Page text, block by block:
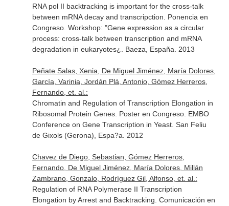
RNA pol II backtracking is important for the cross-talk
between mRNA decay and transcripction. Ponencia en
Congreso. Workshop: "Gene expression as a circular
process: cross-talk between transcription and mRNA
degradation in eukaryotes¿. Baeza, España. 2013
Peñate Salas, Xenia, De Miguel Jiménez, María Dolores,
García, Varinia, Jordán Plá, Antonio, Gómez Herreros,
Fernando, et. al.:
Chromatin and Regulation of Transcription Elongation in
Ribosomal Protein Genes. Poster en Congreso. EMBO
Conference on Gene Transcription in Yeast. San Feliu
de Gixols (Gerona), Espa?a. 2012
Chavez de Diego, Sebastian, Gómez Herreros,
Fernando, De Miguel Jiménez, María Dolores, Millán
Zambrano, Gonzalo, Rodríguez Gil, Alfonso, et. al.:
Regulation of RNA Polymerase II Transcription
Elongation by Arrest and Backtracking. Comunicación en